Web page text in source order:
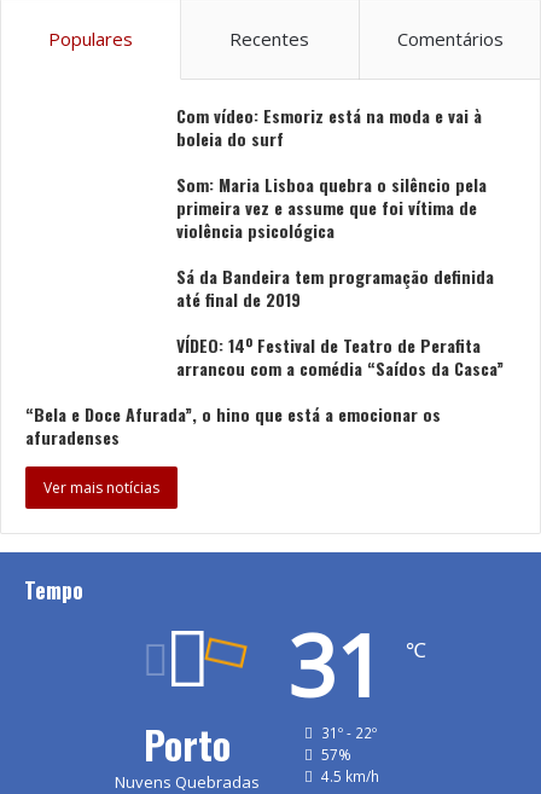
acrescentando: “conquistas como as de hoje só são
possíveis com o trabalho e empenho de todos os que
diariamente dão o seu melhor na promoção do nosso
território, a quem agradeço.” “Este prémio é de todos
esses profissionais, de entidades públicas e privadas,
locais, regionais e nacionais”, remata.
Margarida Belém
World Travel Awards
Populares Recentes Comentários
Com vídeo: Esmoriz está na moda e vai à
boleia do surf
Som: Maria Lisboa quebra o silêncio pela
primeira vez e assume que foi vítima de
violência psicológica
Sá da Bandeira tem programação definida
até final de 2019
VÍDEO: 14º Festival de Teatro de Perafita
arrancou com a comédia “Saídos da Casca”
“Bela e Doce Afurada”, o hino que está a emocionar os
afuradenses
Ver mais notícias
Tempo
Porto
Nuvens Quebradas
31 ℃
31º - 22º
57%
4.5 km/h